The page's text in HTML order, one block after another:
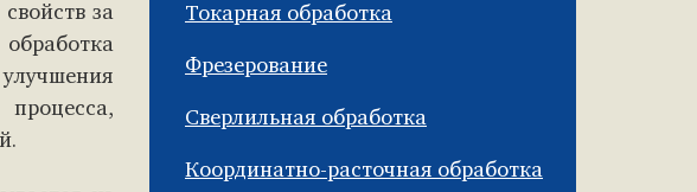
за
Токарная обработка
Фрезерование
Сверлильная обработка
Координатно-расточная обработка